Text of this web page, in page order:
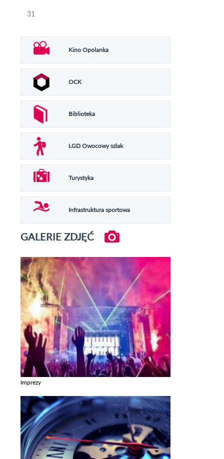
31
Kino Opolanka
OCK
Biblioteka
LGD Owocowy szlak
Turystyka
Infrastruktura sportowa
GALERIE ZDJĘĆ
Imprezy